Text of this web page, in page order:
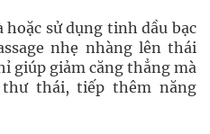
hoặc sử dụng tinh dầu bạc
nhẹ nhàng lên thái
giúp giảm căng thẳng mà
thái, tiếp thêm năng